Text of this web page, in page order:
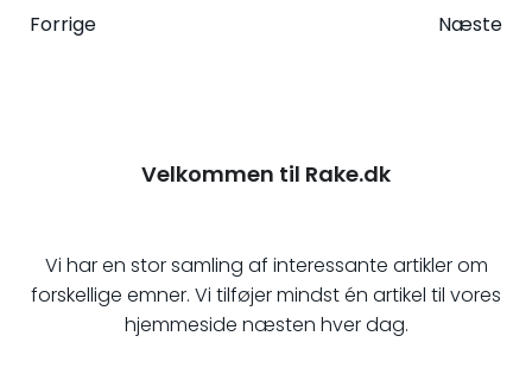
Indlægsnavigation
Forrige Næste
Velkommen til Rake.dk
Vi har en stor samling af interessante artikler om
forskellige emner. Vi tilføjer mindst én artikel til vores
hjemmeside næsten hver dag.